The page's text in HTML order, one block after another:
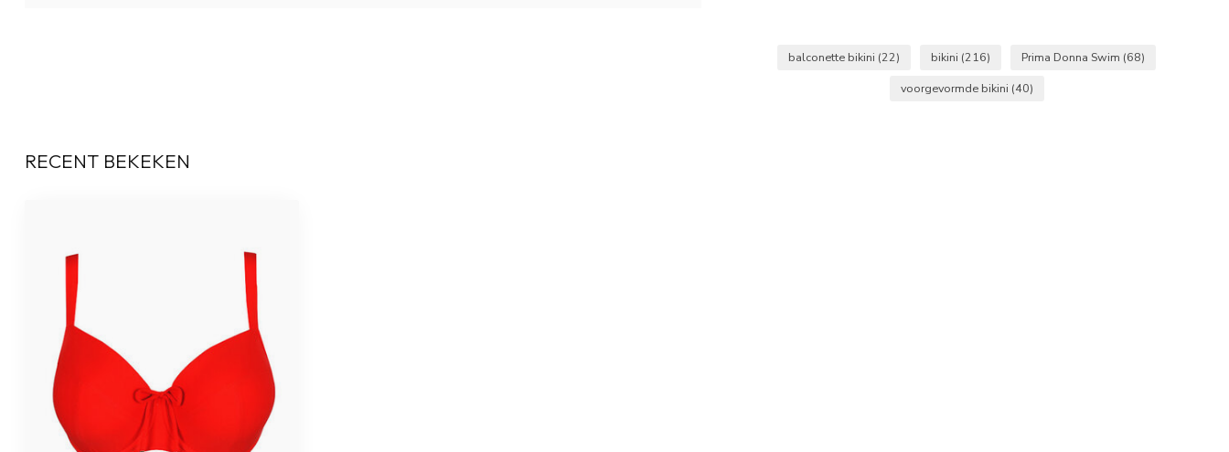
balconette bikini (22) bikini (216) Prima Donna Swim (68)
voorgevormde bikini (40)
RECENT BEKEKEN